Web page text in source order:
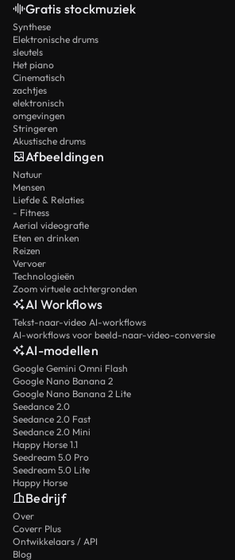
Gratis stockmuziek
Synthese
Elektronische drums
sleutels
Het piano
Cinematisch
zachtjes
elektronisch
omgevingen
Stringeren
Akustische drums
Afbeeldingen
Natuur
Mensen
Liefde & Relaties
- Fitness
Aerial videografie
Eten en drinken
Reizen
Vervoer
Technologieën
Zoom virtuele achtergronden
AI Workflows
Tekst-naar-video AI-workflows
AI-workflows voor beeld-naar-video-conversie
AI-modellen
Google Gemini Omni Flash
Google Nano Banana 2
Google Nano Banana 2 Lite
Seedance 2.0
Seedance 2.0 Fast
Seedance 2.0 Mini
Happy Horse 1.1
Seedream 5.0 Pro
Seedream 5.0 Lite
Happy Horse
Bedrijf
Over
Coverr Plus
Ontwikkelaars / API
Blog